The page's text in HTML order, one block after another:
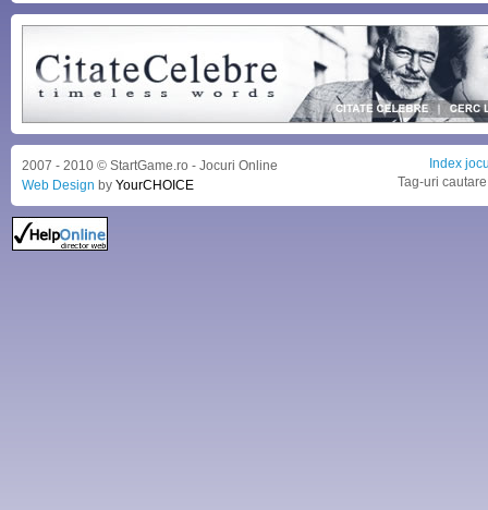
2007 - 2010 © StartGame.ro - Jocuri Online
Web Design by YourCHOICE
Index
Tag-uri